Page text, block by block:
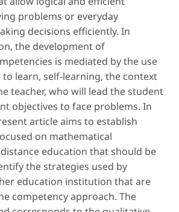
problems or everyday
decisions efficiently. In
the development of
is mediated by the use
to learn, self-learning, the context
teacher, who will lead the student
objectives to face problems. In
article aims to establish
on mathematical
education that should be
the strategies used by
education institution that are
competency approach. The